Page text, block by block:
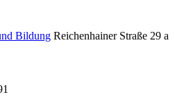
Bildung Reichenhainer Straße 29 a